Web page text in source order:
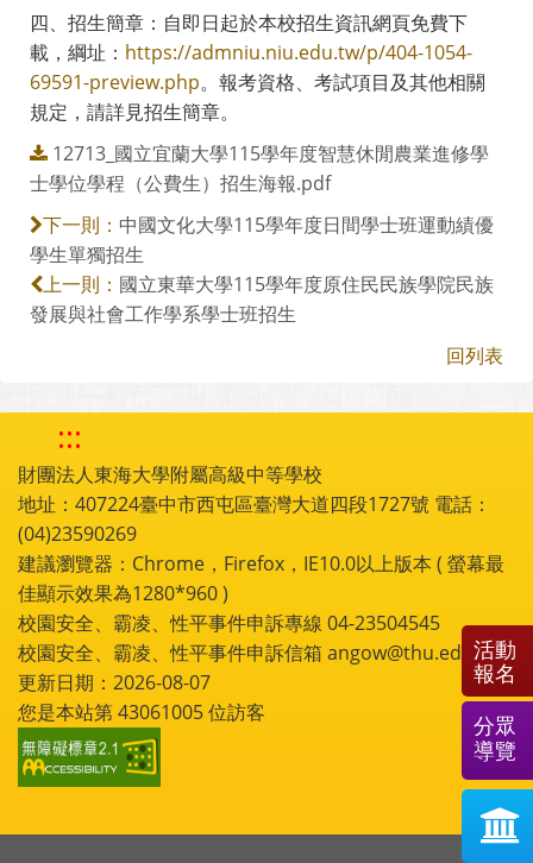
四、招生簡章：自即日起於本校招生資訊網頁免費下
載，綱址： https://admniu.niu.edu.tw/p/404-1054-
69591-preview.php。報考資格、考試項目及其他相關
規定，請詳見招生簡章。
12713_國立宜蘭大學115學年度智慧休閒農業進修學
士學位學程（公費生）招生海報.pdf
下一則： 中國文化大學115學年度日間學士班運動績優
學生單獨招生
上一則： 國立東華大學115學年度原住民民族學院民族
發展與社會工作學系學士班招生
回列表
:::
財團法人東海大學附屬高級中等學校
地址：407224臺中市西屯區臺灣大道四段1727號 電話：
(04)23590269
建議瀏覽器：Chrome，Firefox，IE10.0以上版本 ( 螢幕最
佳顯示效果為1280*960 )
校園安全、霸凌、性平事件申訴專線 04-23504545
校園安全、霸凌、性平事件申訴信箱 angow@thu.edu.tw
更新日期：2026-08-07
您是本站第43061005位訪客
活動
報名
分眾
導覽